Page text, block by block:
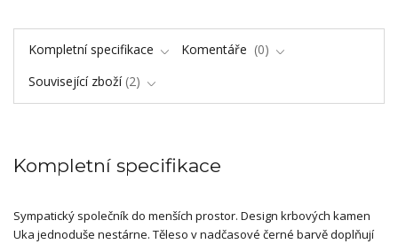
Kompletní specifikace Komentáře
0
Související zboží 2
Kompletní specifikace
Sympatický společník do menších prostor. Design krbových kamen
Uka jednoduše nestárne. Těleso v nadčasové černé barvě doplňují